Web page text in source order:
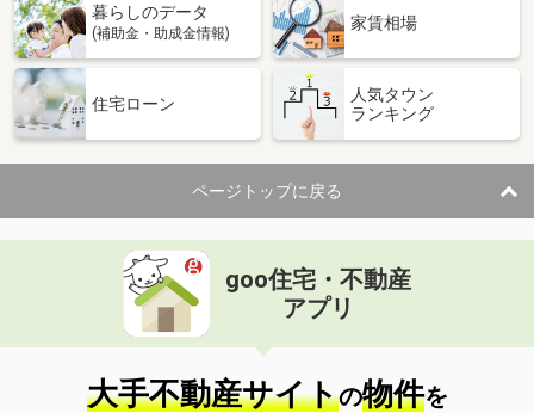
暮らしのデータ
(補助金・助成金情報)
家賃相場
住宅ローン
人気タウン
ランキング
ページトップに戻る
goo住宅・不動産
アプリ
大手不動産サイトの物件を